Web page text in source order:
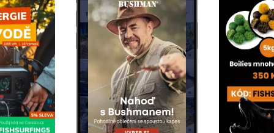
Business